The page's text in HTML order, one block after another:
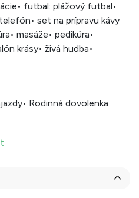
• futbal: plážový futbal•
• set na prípravu kávy
• masáže• pedikúra•
krásy• živá hudba•
• Rodinná dovolenka